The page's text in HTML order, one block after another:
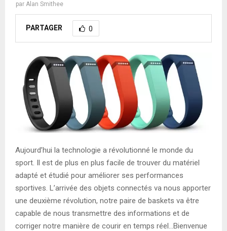
par Alan Smithee
PARTAGER 0
Aujourd’hui la technologie a révolutionné le monde du
sport. Il est de plus en plus facile de trouver du matériel
adapté et étudié pour améliorer ses performances
sportives. L’arrivée des objets connectés va nous apporter
une deuxième révolution, notre paire de baskets va être
capable de nous transmettre des informations et de
corriger notre manière de courir en temps réel…Bienvenue